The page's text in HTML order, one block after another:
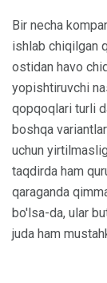
Bir necha
ishlab chiqilgan
ostidan havo
yopishtiruvchi
qopqoqlari turli
boshqa
uchun
taqdirda ham
qaraganda
bo'lsa-da, ular
juda ham